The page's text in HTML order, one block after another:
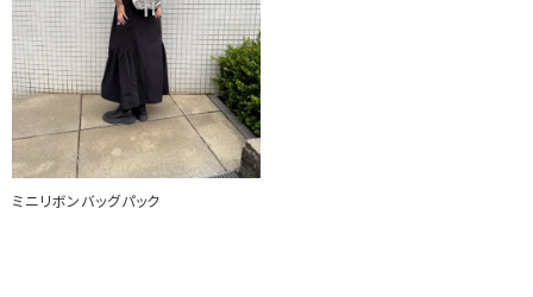
ミニリボンバッグパック